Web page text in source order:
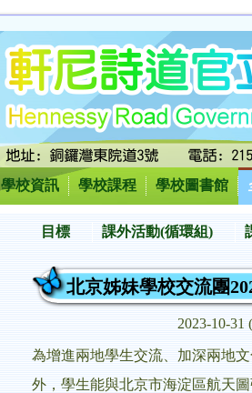
學校資訊 學校課程 學校圖書館
目標 課外活動(循環組)
北京姊妹學校交流團
2023-10-31
為增進兩地學生交流、加深兩地
外，學生能與北京市海淀區航天